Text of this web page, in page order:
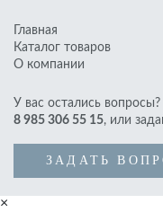
Курточные, плащевые
Искусственный мех
Подкладочные ткани
Фурнитура
Главная
Каталог товаров
О компании
У вас остались
8 985 306 55 15, или
ЗАДАТЬ
×